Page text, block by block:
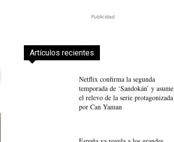
Publicidad
Artículos recientes
Netflix confirma la segunda
temporada de ‘Sandokán’ y asume
el relevo de la serie protagonizada
por Can Yaman